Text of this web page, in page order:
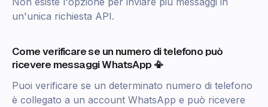
un'unica richiesta API.
Come verificare se un numero di telefono può
ricevere messaggi WhatsApp 📳
Puoi verificare se un determinato numero di telefono
è collegato a un account WhatsApp e può ricevere